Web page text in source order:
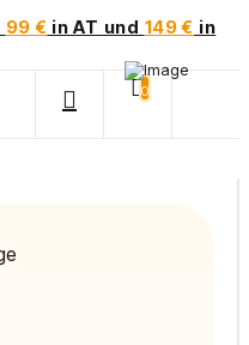
99 € in AT und 149 € in
0